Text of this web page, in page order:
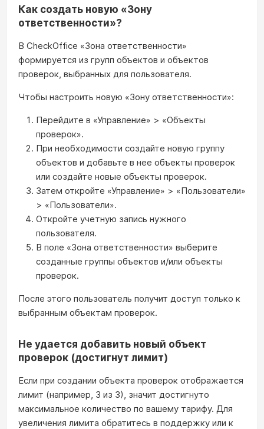
Как создать новую «Зону
ответственности»?
В CheckOffice «Зона ответственности»
формируется из групп объектов и объектов
проверок, выбранных для пользователя.
Чтобы настроить новую «Зону ответственности»:
Перейдите в «Управление» > «Объекты
проверок».
При необходимости создайте новую группу
объектов и добавьте в нее объекты проверок
или создайте новые объекты проверок.
Затем откройте «Управление» > «Пользователи»
> «Пользователи».
Откройте учетную запись нужного
пользователя.
В поле «Зона ответственности» выберите
созданные группы объектов и/или объекты
проверок.
После этого пользователь получит доступ только к
выбранным объектам проверок.
Не удается добавить новый объект
проверок (достигнут лимит)
Если при создании объекта проверок отображается
лимит (например, 3 из 3), значит достигнуто
максимальное количество по вашему тарифу. Для
увеличения лимита обратитесь в поддержку или к